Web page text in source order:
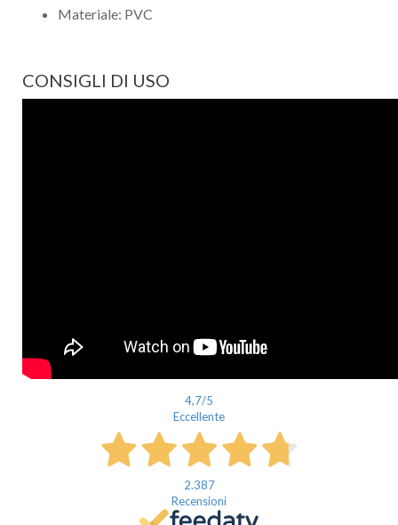
Materiale: PVC
CONSIGLI DI USO
4,7/5
Eccellente
2.387
Recensioni